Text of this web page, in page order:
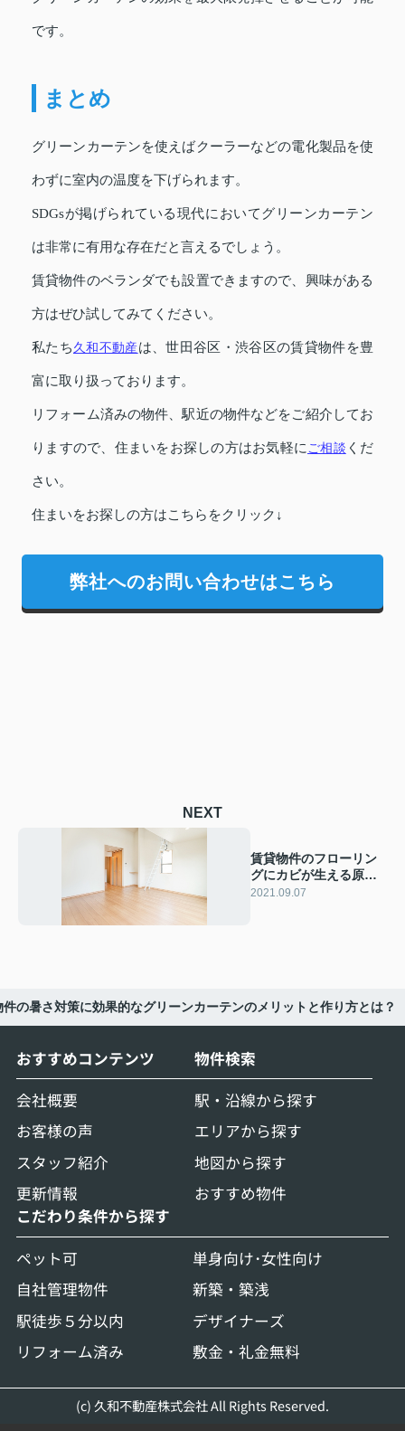
です。
まとめ
グリーンカーテンを使えばクーラーなどの電化製品を使
わずに室内の温度を下げられます。
SDGsが掲げられている現代においてグリーンカーテン
は非常に有用な存在だと言えるでしょう。
賃貸物件のベランダでも設置できますので、興味がある
方はぜひ試してみてください。
私たち久和不動産は、世田谷区・渋谷区の賃貸物件を豊
富に取り扱っております。
リフォーム済みの物件、駅近の物件などをご紹介してお
りますので、住まいをお探しの方はお気軽に ご相談 くだ
さい。
住まいをお探しの方はこちらをクリック↓
弊社へのお問い合わせはこちら
NEXT
賃貸物件のフローリン
グにカビが生える原因
や対処法を解説
2021.09.07
件の暑さ対策に効果的なグリーンカーテンのメリットと作り方とは？
おすすめコンテンツ
会社概要
お客様の声
スタッフ紹介
更新情報
物件検索
駅・沿線から探す
エリアから探す
地図から探す
おすすめ物件
こだわり条件から探す
ペット可
自社管理物件
駅徒歩５分以内
リフォーム済み
単身向け･女性向け
新築・築浅
デザイナーズ
敷金・礼金無料
(c) 久和不動産株式会社 All Rights Reserved.